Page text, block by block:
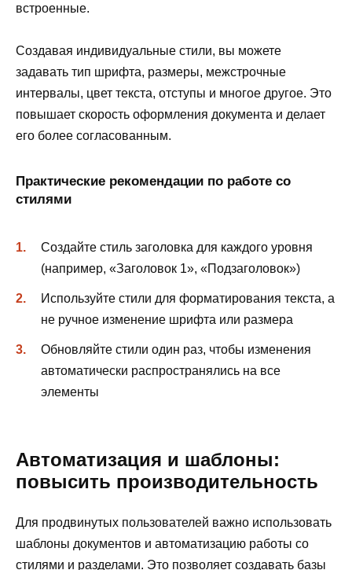
встроенные.
Создавая индивидуальные стили, вы можете
задавать тип шрифта, размеры, межстрочные
интервалы, цвет текста, отступы и многое другое. Это
повышает скорость оформления документа и делает
его более согласованным.
Практические рекомендации по работе со
стилями
Создайте стиль заголовка для каждого уровня
(например, «Заголовок 1», «Подзаголовок»)
Используйте стили для форматирования текста, а
не ручное изменение шрифта или размера
Обновляйте стили один раз, чтобы изменения
автоматически распространялись на все
элементы
Автоматизация и шаблоны:
повысить производительность
Для продвинутых пользователей важно использовать
шаблоны документов и автоматизацию работы со
стилями и разделами. Это позволяет создавать базы